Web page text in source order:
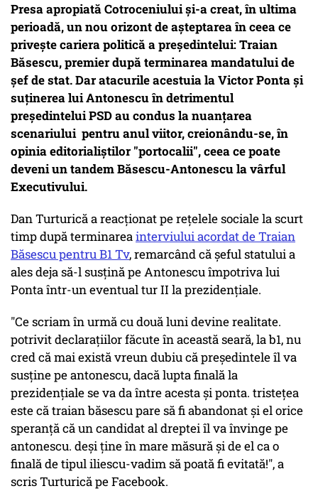
Presa apropiată Cotroceniului și-a creat, în ultima
perioadă, un nou orizont de așteptarea în ceea ce
privește cariera politică a președintelui: Traian
Băsescu, premier după terminarea mandatului de
șef de stat. Dar atacurile acestuia la Victor Ponta și
suținerea lui Antonescu în detrimentul
președintelui PSD au condus la nuanțarea
scenariului pentru anul viitor, creionându-se, în
opinia editorialiștilor "portocalii", ceea ce poate
deveni un tandem Băsescu-Antonescu la vârful
Executivului.
Dan Turturică a reacționat pe rețelele sociale la scurt
timp după terminareainterviului acordat de Traian
Băsescu pentru B1 Tv, remarcând că șeful statului a
ales deja să-l susțină pe Antonescu împotriva lui
Ponta într-un eventual tur II la prezidențiale.
"Ce scriam în urmă cu două luni devine realitate.
potrivit declarațiilor făcute în această seară, la b1, nu
cred că mai există vreun dubiu că președintele îl va
susține pe antonescu, dacă lupta finală la
prezidențiale se va da între acesta și ponta. tristețea
este că traian băsescu pare să fi abandonat și el orice
speranță că un candidat al dreptei îl va învinge pe
antonescu. deși ține în mare măsură și de el ca o
finală de tipul iliescu-vadim să poată fi evitată!", a
scris Turturică pe Facebook.